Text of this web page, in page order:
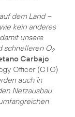
dem Land –
kein anderes
unsere
schnelleren O2
Carbajo
Officer (CTO)
auch in
Netzausbau